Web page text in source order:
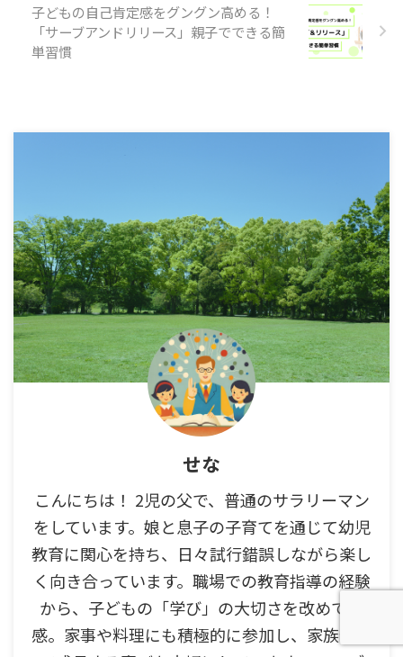
子どもの自己肯定感をグングン高める！
「サーブアンドリリース」親子でできる簡
単習慣
せな
こんにちは！ 2児の父で、普通のサラリーマン
をしています。娘と息子の子育てを通じて幼児
教育に関心を持ち、日々試行錯誤しながら楽し
く向き合っています。職場での教育指導の経験
から、子どもの「学び」の大切さを改めて実
感。家事や料理にも積極的に参加し、家族全員